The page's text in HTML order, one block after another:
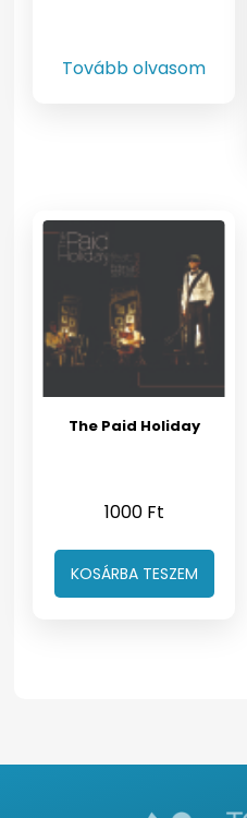
Tovább olvasom
The Paid Holiday
1000 Ft
KOSÁRBA TESZEM